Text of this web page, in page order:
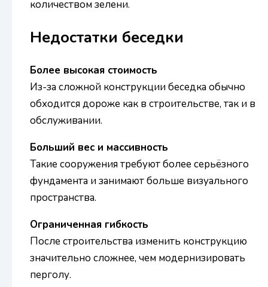
количеством зелени.
Недостатки беседки
Более высокая стоимость
Из-за сложной конструкции беседка обычно
обходится дороже как в строительстве, так и в
обслуживании.
Больший вес и массивность
Такие сооружения требуют более серьёзного
фундамента и занимают больше визуального
пространства.
Ограниченная гибкость
После строительства изменить конструкцию
значительно сложнее, чем модернизировать
перголу.